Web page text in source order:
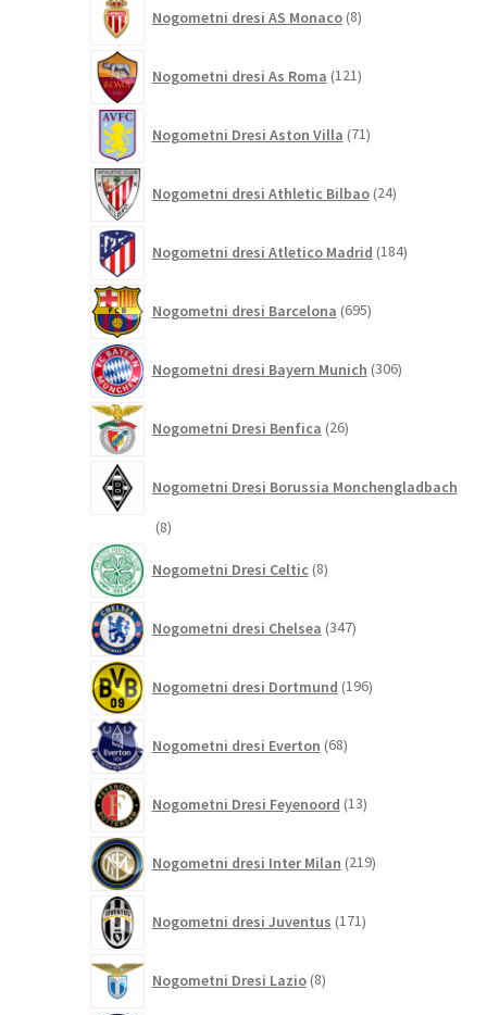
Nogometni dresi AS Monaco 8izdelkov
Nogometni dresi As Roma 121izdelkov
Nogometni Dresi Aston Villa 71izdelkov
Nogometni dresi Athletic Bilbao 24izdelkov
Nogometni dresi Atletico Madrid 184izdelkov
Nogometni dresi Barcelona 695izdelkov
Nogometni dresi Bayern Munich 306izdelkov
Nogometni Dresi Benfica 26izdelkov
Nogometni Dresi Borussia Monchengladbach
88
Nogometni Dresi Celtic 8izdelkov
Nogometni dresi Chelsea 347izdelkov
Nogometni dresi Dortmund 196izdelkov
Nogometni dresi Everton 68izdelkov
Nogometni Dresi Feyenoord 13izdelkov
Nogometni dresi Inter Milan 219izdelkov
Nogometni dresi Juventus 171izdelkov
Nogometni Dresi Lazio 8izdelkov